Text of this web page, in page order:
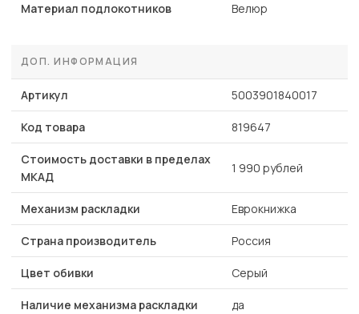
Материал подлокотников Велюр
ДОП. ИНФОРМАЦИЯ
Артикул 5003901840017
Код товара 819647
Стоимость доставки в пределах
МКАД
1 990 рублей
Механизм раскладки Еврокнижка
Страна производитель Россия
Цвет обивки Серый
Наличие механизма раскладки да